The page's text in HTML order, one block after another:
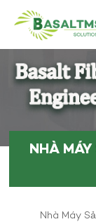
NHÀ
Nhà Máy